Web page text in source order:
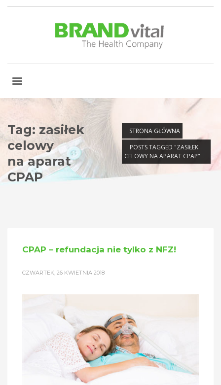
STRONA GŁÓWNA
POSTS TAGGED "ZASIŁEK
CELOWY NA APARAT CPAP"
Tag: zasiłek
celowy
na aparat
CPAP
CPAP – refundacja nie tylko z NFZ!
CZWARTEK, 26 KWIETNIA 2018